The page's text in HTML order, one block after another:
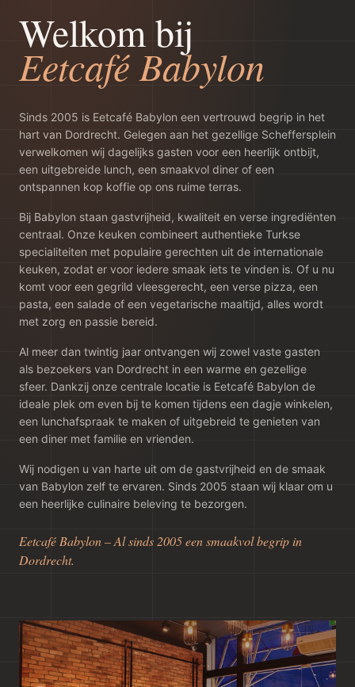
Welkom bij
Eetcafé Babylon
Sinds 2005 is Eetcafé Babylon een vertrouwd begrip in het
hart van Dordrecht. Gelegen aan het gezellige Scheffersplein
verwelkomen wij dagelijks gasten voor een heerlijk ontbijt,
een uitgebreide lunch, een smaakvol diner of een
ontspannen kop koffie op ons ruime terras.
Bij Babylon staan gastvrijheid, kwaliteit en verse ingrediënten
centraal. Onze keuken combineert authentieke Turkse
specialiteiten met populaire gerechten uit de internationale
keuken, zodat er voor iedere smaak iets te vinden is. Of u nu
komt voor een gegrild vleesgerecht, een verse pizza, een
pasta, een salade of een vegetarische maaltijd, alles wordt
met zorg en passie bereid.
Al meer dan twintig jaar ontvangen wij zowel vaste gasten
als bezoekers van Dordrecht in een warme en gezellige
sfeer. Dankzij onze centrale locatie is Eetcafé Babylon de
ideale plek om even bij te komen tijdens een dagje winkelen,
een lunchafspraak te maken of uitgebreid te genieten van
een diner met familie en vrienden.
Wij nodigen u van harte uit om de gastvrijheid en de smaak
van Babylon zelf te ervaren. Sinds 2005 staan wij klaar om u
een heerlijke culinaire beleving te bezorgen.
Eetcafé Babylon – Al sinds 2005 een smaakvol begrip in
Dordrecht.